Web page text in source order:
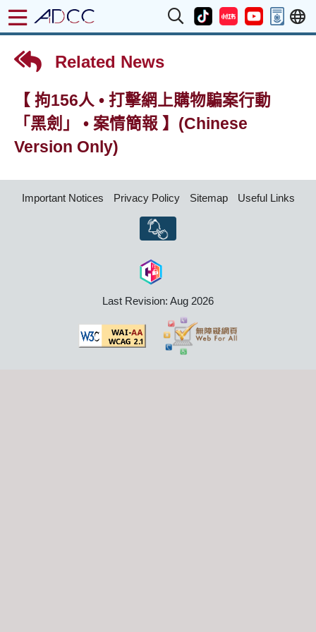
Related News
【 拘156人 • 打擊網上購物騙案行動
「黑劍」 • 案情簡報 】(Chinese
Version Only)
Important Notices Privacy Policy Sitemap Useful Links
Last Revision: Aug 2026